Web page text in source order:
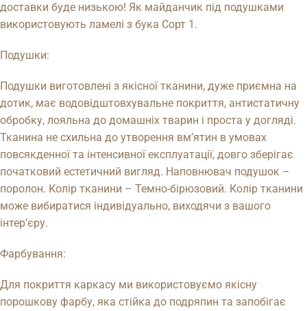
доставки буде низькою! Як майданчик під подушками
використовують ламелі з бука Сорт 1.
Подушки:
Подушки виготовлені з якісної тканини, дуже приємна на
дотик, має водовідштовхувальне покриття, антистатичну
обробку, лояльна до домашніх тварин і проста у догляді.
Тканина не схильна до утворення вм’ятин в умовах
повсякденної та інтенсивної експлуатації, довго зберігає
початковий естетичний вигляд. Наповнювач подушок –
поролон. Колір тканини – Темно-бірюзовий. Колір тканини
може вибиратися індивідуально, виходячи з вашого
інтер’єру.
Фарбування:
Для покриття каркасу ми використовуємо якісну
порошкову фарбу, яка стійка до подряпин та запобігає